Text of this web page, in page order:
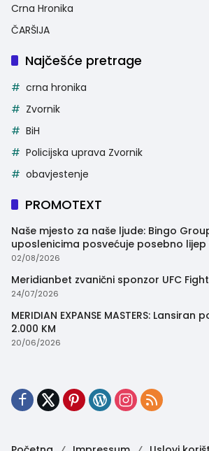
Crna Hronika
ČARŠIJA
Najčešće pretrage
crna hronika
Zvornik
BiH
Policijska uprava Zvornik
obavjestenje
PROMOTEXT
Naše mjesto za naše ljude: Bingo
uposlenicima posvećuje posebno
trenutak
02/08/2026
Meridianbet zvanični sponzor UFC
24/07/2026
MERIDIAN EXPANSE MASTERS:
2.000 KM
20/06/2026